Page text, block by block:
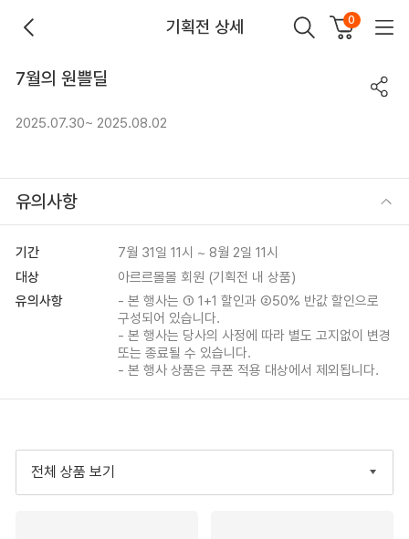
기획전 상세 0
7월의 원쁠딜
2025.07.30~ 2025.08.02
유의사항
기간
7월 31일 11시 ~ 8월 2일 11시
대상
아르르몰몰 회원 (기획전 내 상품)
유의사항
- 본 행사는 ① 1+1 할인과 ②50% 반값 할인으로
구성되어 있습니다.
- 본 행사는 당사의 사정에 따라 별도 고지없이 변경
또는 종료될 수 있습니다.
- 본 행사 상품은 쿠폰 적용 대상에서 제외됩니다.
전체 상품 보기